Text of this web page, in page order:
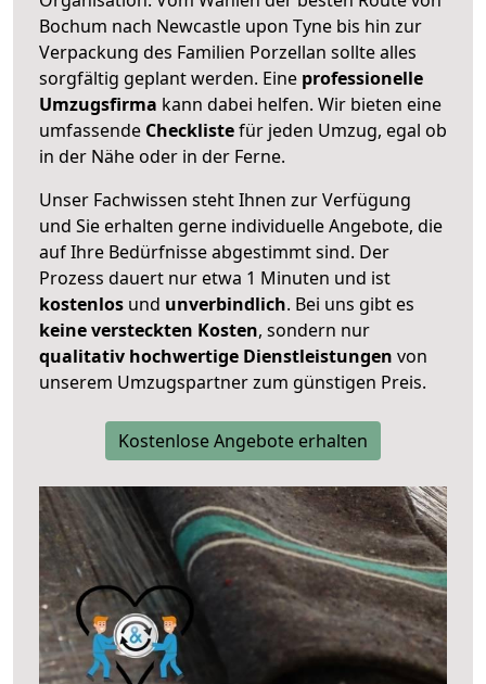
Bochum nach Newcastle upon Tyne bis hin zur
Verpackung des Familien Porzellan sollte alles
sorgfältig geplant werden. Eine professionelle
Umzugsfirma kann dabei helfen. Wir bieten eine
umfassende Checklistefür jeden Umzug, egal ob
in der Nähe oder in der Ferne.
Unser Fachwissen steht Ihnen zur Verfügung
und Sie erhalten gerne individuelle Angebote, die
auf Ihre Bedürfnisse abgestimmt sind. Der
Prozess dauert nur etwa 1 Minuten und ist
kostenlos und unverbindlich. Bei uns gibt es
keine versteckten Kosten, sondern nur
qualitativ hochwertige Dienstleistungen von
unserem Umzugspartner zum günstigen Preis.
Kostenlose Angebote erhalten